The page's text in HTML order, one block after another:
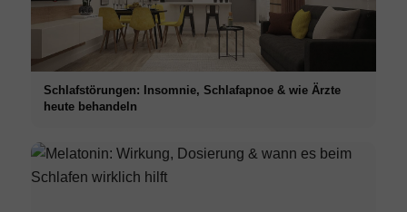
Schlafstörungen: Insomnie, Schlafapnoe & wie Ärzte
heute behandeln